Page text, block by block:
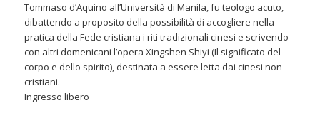
Tommaso d’Aquino all’Università di Manila, fu teologo acuto,
dibattendo a proposito della possibilità di accogliere nella
pratica della Fede cristiana i riti tradizionali cinesi e scrivendo
con altri domenicani l’opera Xingshen Shiyi (Il significato del
corpo e dello spirito), destinata a essere letta dai cinesi non
cristiani.
Ingresso libero